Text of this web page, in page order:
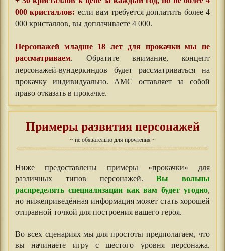
000 кристаллов: если вам требуется доплатить более 4
000 кристаллов, вы доплачиваете 4 000.
Персонажей младше 18 лет для прокачки мы не
рассматриваем. Обратите внимание, концепт
персонажей-вундеркиндов будет рассматриваться на
прокачку индивидуально. АМС оставляет за собой
право отказать в прокачке.
Примеры развития персонажей
~ не обязательно для прочтения ~
Ниже предоставлены примеры «прокачки» для
различных типов персонажей.Вы вольны
распределять специализации как вам будет угодно,
но нижеприведённая информация может стать хорошей
отправной точкой для построения вашего героя.
Во всех сценариях мы для простоты предполагаем, что
вы начинаете игру с шестого уровня персонажа.